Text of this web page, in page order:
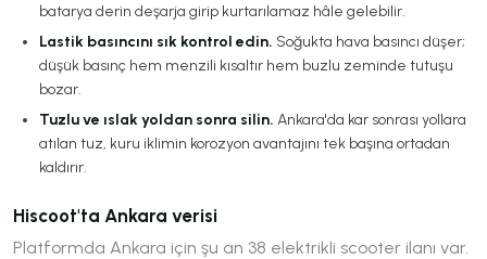
batarya derin deşarja girip kurtarılamaz hâle gelebilir.
Lastik basıncını sık kontrol edin. Soğukta hava basıncı düşer;
düşük basınç hem menzili kısaltır hem buzlu zeminde tutuşu
bozar.
Tuzlu ve ıslak yoldan sonra silin. Ankara'da kar sonrası yollara
atılan tuz, kuru iklimin korozyon avantajını tek başına ortadan
kaldırır.
Hiscoot'ta Ankara verisi
Platformda Ankara için şu an 38 elektrikli scooter ilanı var.